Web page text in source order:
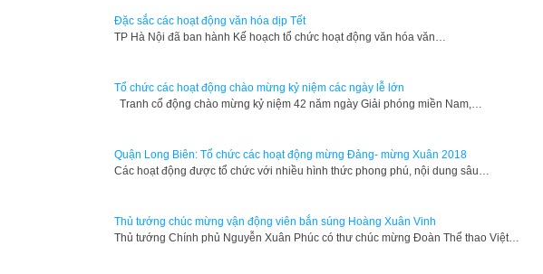
Đặc sắc các hoạt động văn hóa dịp Tết
​TP Hà Nội đã ban hành Kế hoạch tổ chức hoạt động văn hóa văn…
Tổ chức các hoạt động chào mừng kỷ niệm các ngày lễ lớn
Tranh cổ động chào mừng kỷ niệm 42 năm ngày Giải phóng miền Nam,…
Quận Long Biên: Tổ chức các hoạt động mừng Đảng- mừng Xuân 2018
Các hoạt động được tổ chức với nhiều hình thức phong phú, nội dung sâu…
Thủ tướng chúc mừng vận động viên bắn súng Hoàng Xuân Vinh
Thủ tướng Chính phủ Nguyễn Xuân Phúc có thư chúc mừng Đoàn Thể thao Việt…